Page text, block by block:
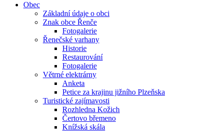
Obec
Základní údaje o obci
Znak obce Řenče
Fotogalerie
Řenečské varhany
Historie
Restaurování
Fotogalerie
Větrné elektrárny
Anketa
Petice za krajinu jižního Plzeňska
Turistické zajímavosti
Rozhledna Kožich
Čertovo břemeno
Knížská skála